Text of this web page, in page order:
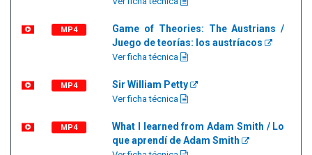
MP4
Game of Theories: The Austrians /
Juego de teorías: los austríacos
Ver ficha técnica
MP4 Sir William Petty
Ver ficha técnica
MP4
What I learned from Adam Smith / Lo
que aprendí de Adam Smith